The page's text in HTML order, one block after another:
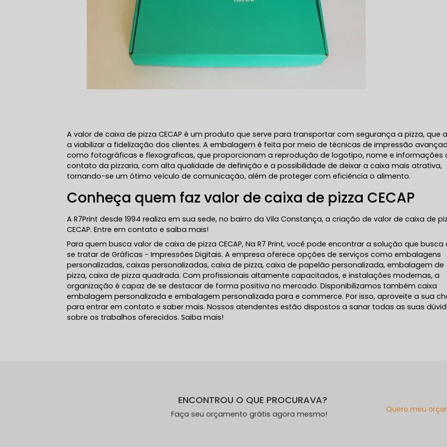
A valor de caixa de pizza CECAP é um produto que serve para transportar com segurança a pizza, que
a viabilizar a fidelização dos clientes. A embalagem é feita por meio de técnicas de impressão
como fotográficas e flexograficas, que proporcionam a reprodução de logotipo, nome e informações
contato da pizzaria, com alta qualidade de definição e a possibilidade de deixar a caixa mais atrativa,
tornando-se um ótimo veículo de comunicação, além de proteger com eficiência o alimento.
Conheça quem faz valor de caixa de pizza CECAP
A R7Print desde 1994 realiza em sua sede, no bairro da Vila Constança, a criação de valor de caixa de
CECAP. Entre em contato e saiba mais!
Para quem busca valor de caixa de pizza CECAP, Na R7 Print, você pode encontrar a solução que busca
se tratar de Gráficas - Impressões Digitais. A empresa oferece opções de serviços como embalagens
personalizadas, caixas personalizadas, caixa de pizza, caixa de papelão personalizada, embalagem de
pizza, caixa de pizza quadrada. Com profissionais altamente capacitados, e instalações modernas, a
organização é capaz de se destacar de forma positiva no mercado. Disponibilizamos também caixa
embalagem personalizada e embalagem personalizada para e commerce. Por isso, aproveite a sua
para entrar em contato e saber mais. Nossos atendentes estão dispostos a sanar todas as suas
sobre os trabalhos oferecidos. Saiba mais!
ENCONTROU O QUE PROCURAVA?
Faça seu orçamento grátis agora mesmo!
Quero meu